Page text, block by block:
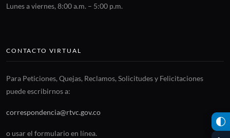
Lunes a viernes, 8:00 a.m. – 5:00 p.m.
CONTACTO VIRTUAL
Para Peticiones, Quejas, Reclamos, Solicitudes y Felicitaciones
puede escribirnos a:
correspondencia@rtvc.gov.co
o usar el formulario en línea.